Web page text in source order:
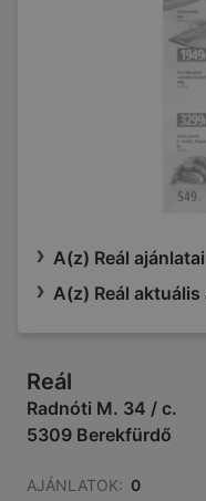
A(z) Reál ajánlatai
A(z) Reál
Reál
Radnóti M. 34 / c.
5309 Berekfürdő
AJÁNLATOK: 0